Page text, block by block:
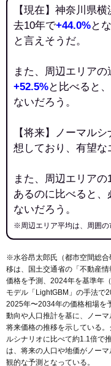
【現在】神奈川県
去10年で+44.0%と
と言えそうだ。
また、周辺エリア
+52.5%と比べると
ないだろう。
【将来】ノーマル
想しており、有望な
また、周辺エリア
あるのに比べると、
ないだろう。
※周辺エリア平均は、周囲の
※水谷昂太郎氏（都市空間総
移は、国土交通省の「 不動産情
価格を予測、2024年を基準年
モデル「LightGBM」の手法で
2025年〜2034年の価格相場を
動向や人口推計を基に、ノー
将来価格の推移を示している
ルシナリオに比べて約1.1倍で
は、将来の人口や地価がノー
観的な予測となっている。